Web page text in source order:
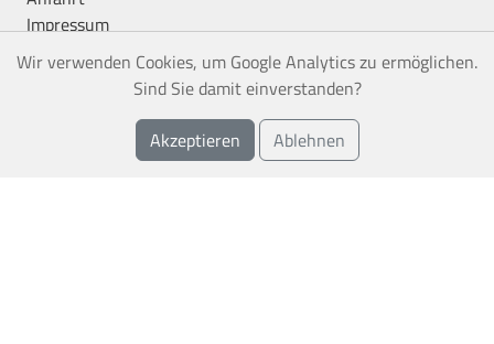
Impressum
Datenschutz
AGB
Wir verwenden Cookies, um Google Analytics zu ermöglichen.
Sind Sie damit einverstanden?
Akzeptieren
Ablehnen